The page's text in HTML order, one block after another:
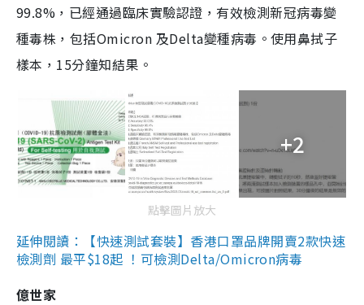
99.8%，已經通過臨床實驗認證，有效檢測新冠病毒變
種毒株，包括Omicron 及Delta變種病毒。使用鼻拭子
樣本，15分鐘知結果。
+2
點擊圖片放大
延伸閱讀：【快速測試套裝】香港口罩品牌開賣2款快速
檢測劑 最平$18起 ！可檢測Delta/Omicron病毒
億世家